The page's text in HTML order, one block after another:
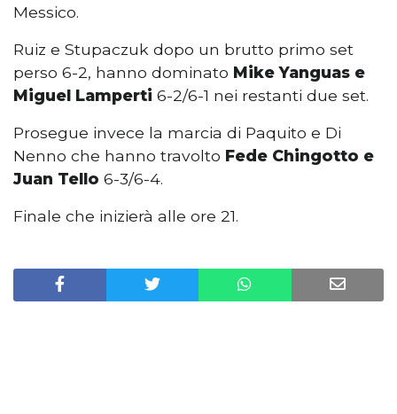
Messico.
Ruiz e Stupaczuk dopo un brutto primo set
perso 6-2, hanno dominato Mike Yanguas e
Miguel Lamperti 6-2/6-1 nei restanti due set.
Prosegue invece la marcia di Paquito e Di
Nenno che hanno travolto Fede Chingotto e
Juan Tello 6-3/6-4.
Finale che inizierà alle ore 21.